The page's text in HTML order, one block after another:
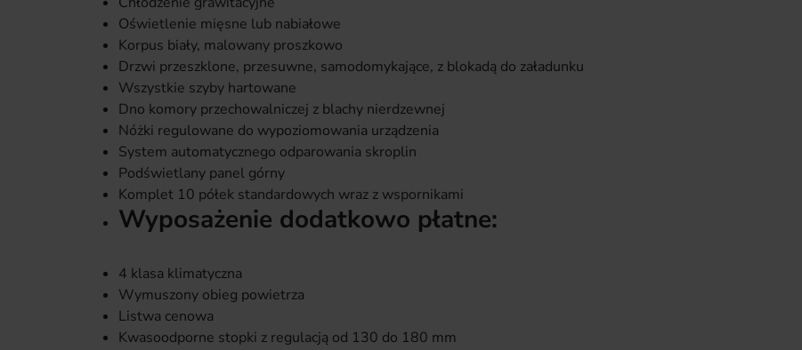
Oświetlenie mięsne lub nabiałowe
Korpus biały, malowany proszkowo
Drzwi przeszklone, przesuwne, samodomykające, z blokadą do załadunku
Wszystkie szyby hartowane
Dno komory przechowalniczej z blachy nierdzewnej
Nóżki regulowane do wypoziomowania urządzenia
System automatycznego odparowania skroplin
Podświetlany panel górny
Komplet 10 półek standardowych wraz z wspornikami
Wyposażenie dodatkowo płatne:
4 klasa klimatyczna
Wymuszony obieg powietrza
Listwa cenowa
Kwasoodporne stopki z regulacją od 130 do 180 mm